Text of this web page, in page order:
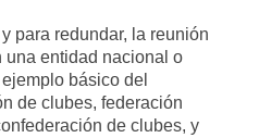
para redundar, la reunión
una entidad nacional o
básico del
de clubes, federación
de clubes, y